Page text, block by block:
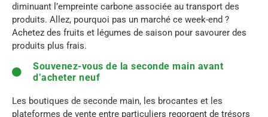
diminuant l’empreinte carbone associée au transport des
produits. Allez, pourquoi pas un marché ce week-end ?
Achetez des fruits et légumes de saison pour savourer des
produits plus frais.
Souvenez-vous de la seconde main avant
d’acheter neuf
Les boutiques de seconde main, les brocantes et les
plateformes de vente entre particuliers regorgent de trésors